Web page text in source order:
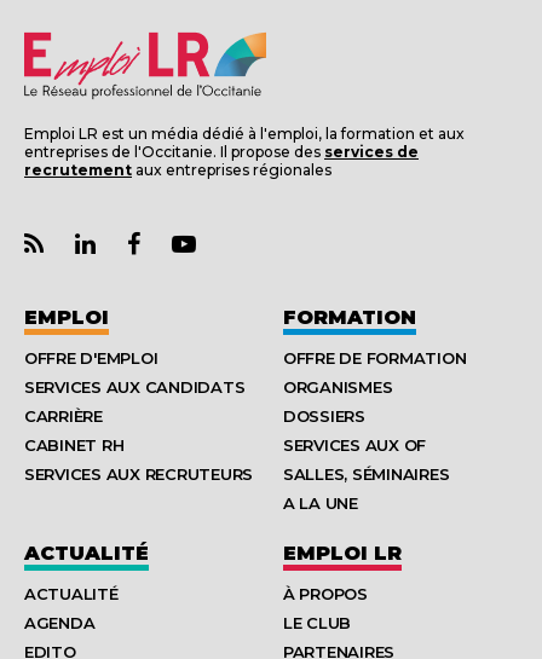
Emploi LR est un média dédié à l'emploi, la formation et aux
entreprises de l'Occitanie. Il propose des services de
recrutement aux entreprises régionales
EMPLOI
OFFRE D'EMPLOI
SERVICES AUX CANDIDATS
CARRIÈRE
CABINET RH
SERVICES AUX RECRUTEURS
FORMATION
OFFRE DE FORMATION
ORGANISMES
DOSSIERS
SERVICES AUX OF
SALLES, SÉMINAIRES
A LA UNE
ACTUALITÉ
ACTUALITÉ
AGENDA
EDITO
EMPLOI LR
À PROPOS
LE CLUB
PARTENAIRES